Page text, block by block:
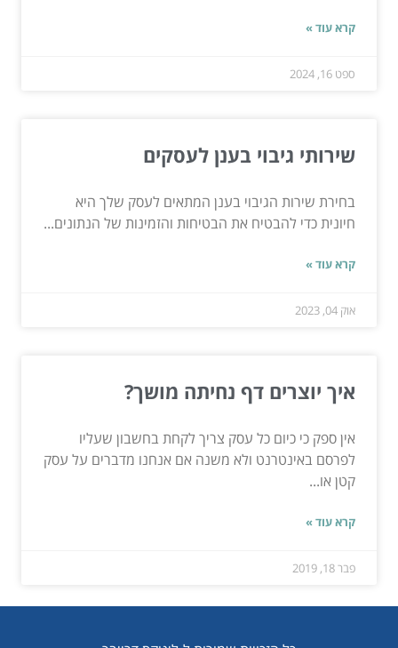
קרא עוד »
ספט 16, 2024
שירותי גיבוי בענן לעסקים
בחירת שירות הגיבוי בענן המתאים לעסק שלך היא
חיונית כדי להבטיח את הבטיחות והזמינות של הנתונים...
קרא עוד »
אוק 04, 2023
איך יוצרים דף נחיתה מושך?
אין ספק כי כיום כל עסק צריך לקחת בחשבון שעליו
לפרסם באינטרנט ולא משנה אם אנחנו מדברים על עסק
קטן או...
קרא עוד »
פבר 18, 2019